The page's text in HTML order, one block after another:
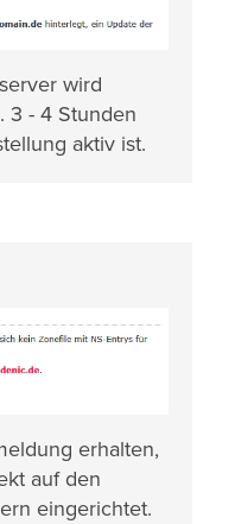
wird
3 - 4 Stunden
aktiv ist.
erhalten,
auf den
eingerichtet.